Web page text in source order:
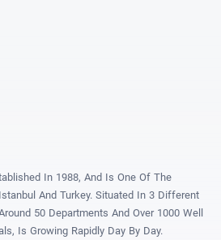
In 1988, And Is One Of The
And Turkey. Situated In 3 Different
50 Departments And Over 1000 Well
Is Growing Rapidly Day By Day.